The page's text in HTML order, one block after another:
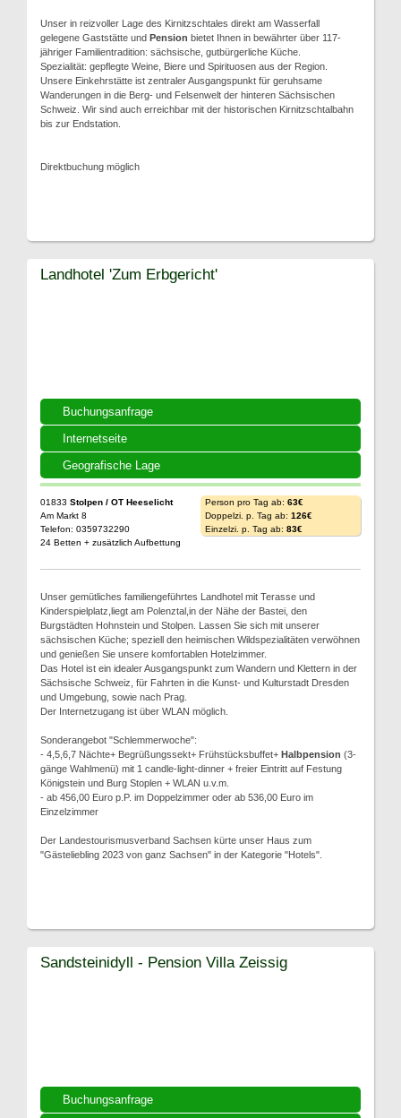
Unser in reizvoller Lage des Kirnitzschtales direkt am Wasserfall
gelegene Gaststätte und Pension bietet Ihnen in bewährter über 117-
jähriger Familientradition: sächsische, gutbürgerliche Küche.
Spezialität: gepflegte Weine, Biere und Spirituosen aus der Region.
Unsere Einkehrstätte ist zentraler Ausgangspunkt für geruhsame
Wanderungen in die Berg- und Felsenwelt der hinteren Sächsischen
Schweiz. Wir sind auch erreichbar mit der historischen Kirnitzschtalbahn
bis zur Endstation.
Direktbuchung möglich
Buchungsanfrage
Internetseite
Geografische Lage
Landhotel 'Zum Erbgericht'
01833 Stolpen / OT Heeselicht
Am Markt 8
Telefon: 0359732290
24 Betten + zusätzlich Aufbettung
Person pro Tag ab: 63€
Doppelzi. p. Tag ab: 126€
Einzelzi. p. Tag ab: 83€
Unser gemütliches familiengeführtes Landhotel mit Terasse und
Kinderspielplatz,liegt am Polenztal,in der Nähe der Bastei, den
Burgstädten Hohnstein und Stolpen. Lassen Sie sich mit unserer
sächsischen Küche; speziell den heimischen Wildspezialitäten verwöhnen
und genießen Sie unsere komfortablen Hotelzimmer.
Das Hotel ist ein idealer Ausgangspunkt zum Wandern und Klettern in der
Sächsische Schweiz, für Fahrten in die Kunst- und Kulturstadt Dresden
und Umgebung, sowie nach Prag.
Der Internetzugang ist über WLAN möglich.
Sonderangebot "Schlemmerwoche":
- 4,5,6,7 Nächte+ Begrüßungssekt+ Frühstücksbuffet+ Halbpension (3-
gänge Wahlmenü) mit 1 candle-light-dinner + freier Eintritt auf Festung
Königstein und Burg Stoplen + WLAN u.v.m.
- ab 456,00 Euro p.P. im Doppelzimmer oder ab 536,00 Euro im
Einzelzimmer
Der Landestourismusverband Sachsen kürte unser Haus zum
"Gästeliebling 2023 von ganz Sachsen" in der Kategorie "Hotels".
Buchungsanfrage
Sandsteinidyll - Pension Villa Zeissig